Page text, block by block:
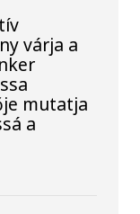
várja a
mutatja
a